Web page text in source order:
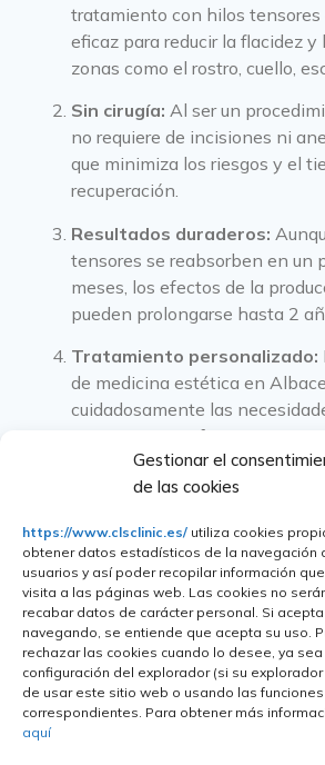
Gestionar el
de las cookies
https://www.clsclinic.es/ utiliza cookies
obtener datos estadísticos de la navegación
usuarios y así poder recopilar información
visita a las páginas web. Las cookies no
recabar datos de carácter personal. Si
navegando, se entiende que acepta su uso.
rechazar las cookies cuando lo desee, ya
configuración del explorador (si su
de usar este sitio web o usando las
correspondientes. Para obtener más
aquí
tratamiento con hilos
eficaz para reducir la flacidez y
zonas como el rostro, cuello,
Sin cirugía: Al ser un
no requiere de incisiones ni
que minimiza los riesgos y el
recuperación.
Resultados duraderos:
tensores se reabsorben en un
meses, los efectos de la
pueden prolongarse hasta 2
Tratamiento personalizado:
de medicina estética en
cuidadosamente las
paciente para ofrecer un
sus características y objetivos
especialistas cuenta con
el campo de la medicina
altamente capacitado en la
tensores, garantizando
satisfactorios.
No dejes que el paso del tiempo